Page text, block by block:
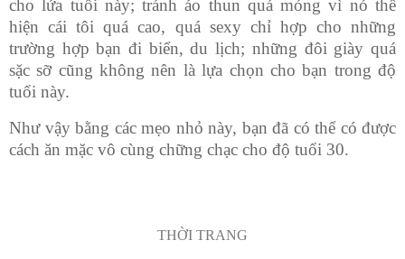
cho lứa tuổi này; tránh áo thun quá mỏng vì nó thể
hiện cái tôi quá cao, quá sexy chỉ hợp cho những
trường hợp bạn đi biển, du lịch; những đôi giày quá
sặc sỡ cũng không nên là lựa chọn cho bạn trong độ
tuổi này.
Như vậy bằng các mẹo nhỏ này, bạn đã có thể có được
cách ăn mặc vô cùng chững chạc cho độ tuổi 30.
THỜI TRANG